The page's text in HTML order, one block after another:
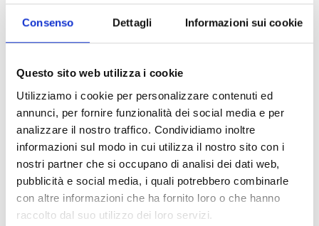
Consenso Dettagli Informazioni sui cookie
Questo sito web utilizza i cookie
Utilizziamo i cookie per personalizzare contenuti ed
annunci, per fornire funzionalità dei social media e per
analizzare il nostro traffico. Condividiamo inoltre
informazioni sul modo in cui utilizza il nostro sito con i
nostri partner che si occupano di analisi dei dati web,
pubblicità e social media, i quali potrebbero combinarle
con altre informazioni che ha fornito loro o che hanno
raccolto dal suo utilizzo dei loro servizi.
Si prega di notare che la call è soggetta a
restrizioni
e si invita a prenderne visione
Non ci sono condizioni specifiche di ammissibilità per
Entità del contributo
La dotazione finanziaria complessiva è pari a
180.000.000 Euro.
L’importo massimo della sovvenzione non deve essere
superiore a: